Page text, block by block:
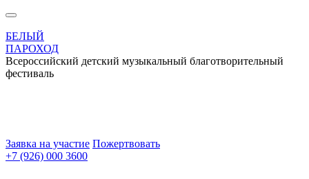
БЕЛЫЙ
ПАРОХОД
Всероссийский детский музыкальный благотворительный
фестиваль
Заявка на участие Пожертвовать
+7 (926) 000 3600